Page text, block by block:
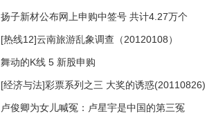
扬子新材公布网上申购中签号 共计4.27万个
[热线12]云南旅游乱象调查（20120108）
舞动的K线 5 新股申购
[经济与法]彩票系列之三 大奖的诱惑(20110826)
卢俊卿为女儿喊冤：卢星宇是中国的第三冤